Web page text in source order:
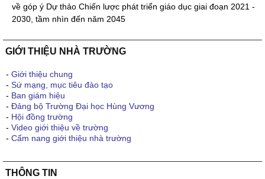
về góp ý Dự thảo Chiến lược phát triển giáo dục giai đoạn 2021 -
2030, tầm nhìn đến năm 2045
GIỚI THIỆU NHÀ TRƯỜNG
- Giới thiệu chung
- Sứ mạng, mục tiêu đào tạo
- Ban giám hiệu
- Đảng bộ Trường Đại học Hùng Vương
- Hội đồng trường
- Video giới thiệu về trường
- Cẩm nang giới thiệu nhà trường
THÔNG TIN